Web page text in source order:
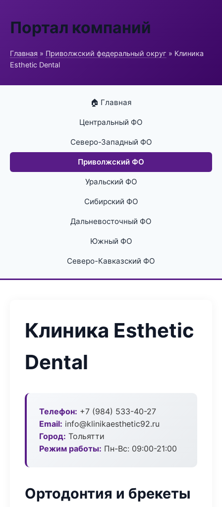
Портал компаний
Главная » Приволжский федеральный округ » Клиника
Esthetic Dental
🏠 Главная
Центральный ФО
Северо-Западный ФО
Приволжский ФО
Уральский ФО
Сибирский ФО
Дальневосточный ФО
Южный ФО
Северо-Кавказский ФО
Клиника Esthetic
Dental
Телефон: +7 (984) 533-40-27
Email: info@klinikaesthetic92.ru
Город: Тольятти
Режим работы: Пн-Вс: 09:00-21:00
Ортодонтия и брекеты